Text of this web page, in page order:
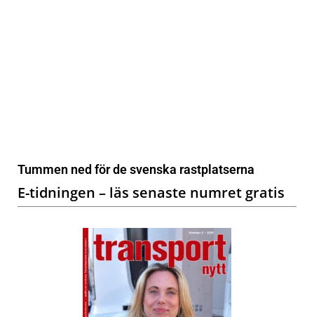
Tummen ned för de svenska rastplatserna
E-tidningen – läs senaste numret gratis